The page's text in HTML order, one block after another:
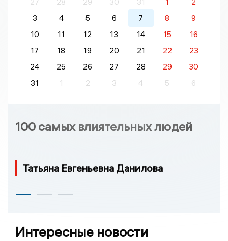
3
4 5 6 7 8
9
10
11 12 13 14 15
16
17
18 19 20 21 22
23
24
25 26 27 28 29
30
31
1 2 3 4 5 6
100 самых влиятельных людей
Татьяна Евгеньевна Данилова
Интересные новости